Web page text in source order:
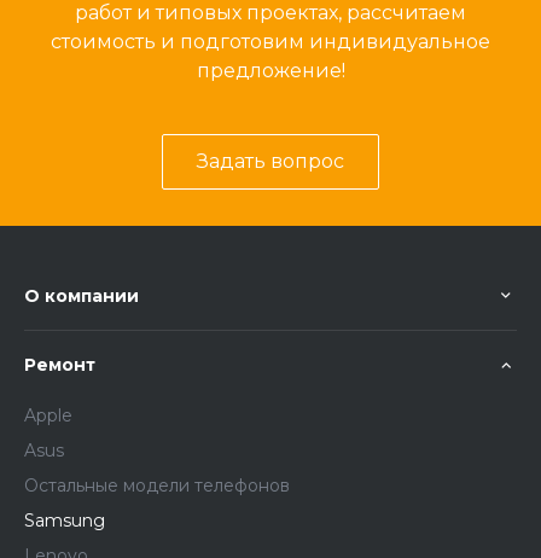
работ и типовых проектах, рассчитаем
стоимость и подготовим индивидуальное
предложение!
Задать вопрос
О компании
Ремонт
Apple
Asus
Остальные модели телефонов
Samsung